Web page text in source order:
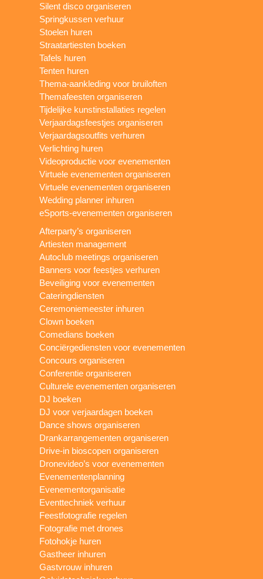
Silent disco organiseren
Springkussen verhuur
Stoelen huren
Straatartiesten boeken
Tafels huren
Tenten huren
Thema-aankleding voor bruiloften
Themafeesten organiseren
Tijdelijke kunstinstallaties regelen
Verjaardagsfeestjes organiseren
Verjaardagsoutfits verhuren
Verlichting huren
Videoproductie voor evenementen
Virtuele evenementen organiseren
Virtuele evenementen organiseren
Wedding planner inhuren
eSports-evenementen organiseren
Afterparty’s organiseren
Artiesten management
Autoclub meetings organiseren
Banners voor feestjes verhuren
Beveiliging voor evenementen
Cateringdiensten
Ceremoniemeester inhuren
Clown boeken
Comedians boeken
Conciërgediensten voor evenementen
Concours organiseren
Conferentie organiseren
Culturele evenementen organiseren
DJ boeken
DJ voor verjaardagen boeken
Dance shows organiseren
Drankarrangementen organiseren
Drive-in bioscopen organiseren
Dronevideo’s voor evenementen
Evenementenplanning
Evenementorganisatie
Eventtechniek verhuur
Feestfotografie regelen
Fotografie met drones
Fotohokje huren
Gastheer inhuren
Gastvrouw inhuren